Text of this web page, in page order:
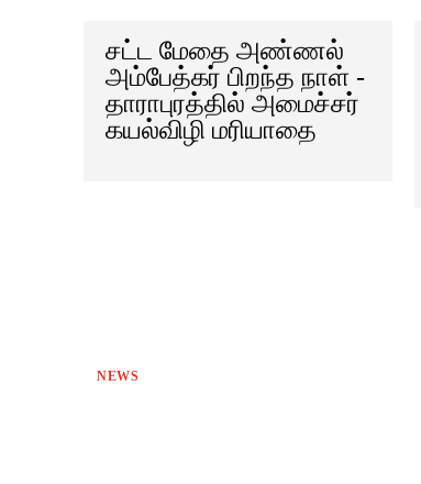
சட்ட மேதை அண்ணல்
அம்பேத்கர் பிறந்த நாள் -
தாராபுரத்தில் அமைச்சர்
கயல்விழி மரியாதை
NEWS